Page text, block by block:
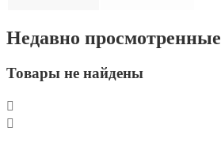
Недавно просмотренные
Товары не найдены